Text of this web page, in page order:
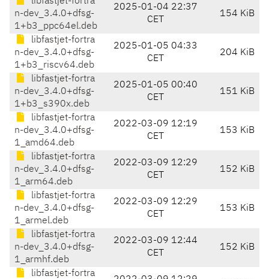
n-dev_3.4.0+dfsg-
1+b3_ppc64el.deb
2025-01-04 22:37
CET
154 KiB
libfastjet-fortra
n-dev_3.4.0+dfsg-
1+b3_riscv64.deb
2025-01-05 04:33
CET
204 KiB
libfastjet-fortra
n-dev_3.4.0+dfsg-
1+b3_s390x.deb
2025-01-05 00:40
CET
151 KiB
libfastjet-fortra
n-dev_3.4.0+dfsg-
1_amd64.deb
2022-03-09 12:19
CET
153 KiB
libfastjet-fortra
n-dev_3.4.0+dfsg-
1_arm64.deb
2022-03-09 12:29
CET
152 KiB
libfastjet-fortra
n-dev_3.4.0+dfsg-
1_armel.deb
2022-03-09 12:29
CET
153 KiB
libfastjet-fortra
n-dev_3.4.0+dfsg-
1_armhf.deb
2022-03-09 12:44
CET
152 KiB
libfastjet-fortra